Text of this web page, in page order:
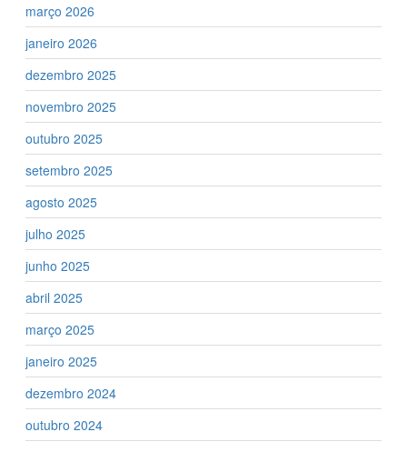
março 2026
janeiro 2026
dezembro 2025
novembro 2025
outubro 2025
setembro 2025
agosto 2025
julho 2025
junho 2025
abril 2025
março 2025
janeiro 2025
dezembro 2024
outubro 2024